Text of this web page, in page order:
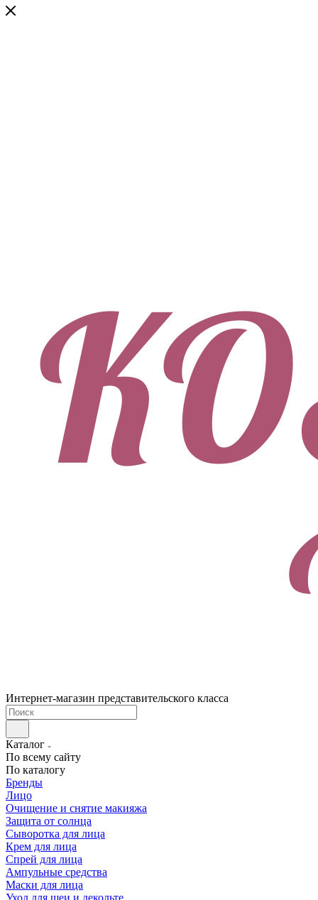
Интернет-магазин представительского класса
Каталог
По всему сайту
По каталогу
Бренды
Лицо
Очищение и снятие макияжа
Защита от солнца
Сыворотка для лица
Крем для лица
Спрей для лица
Ампульные средства
Маски для лица
Уход для шеи и декольте